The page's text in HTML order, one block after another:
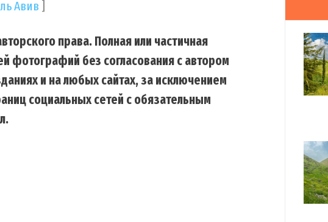
Авив ]
права. Полная или частичная
фотографий без согласования с автором
и на любых сайтах, за исключением
социальных сетей с обязательным